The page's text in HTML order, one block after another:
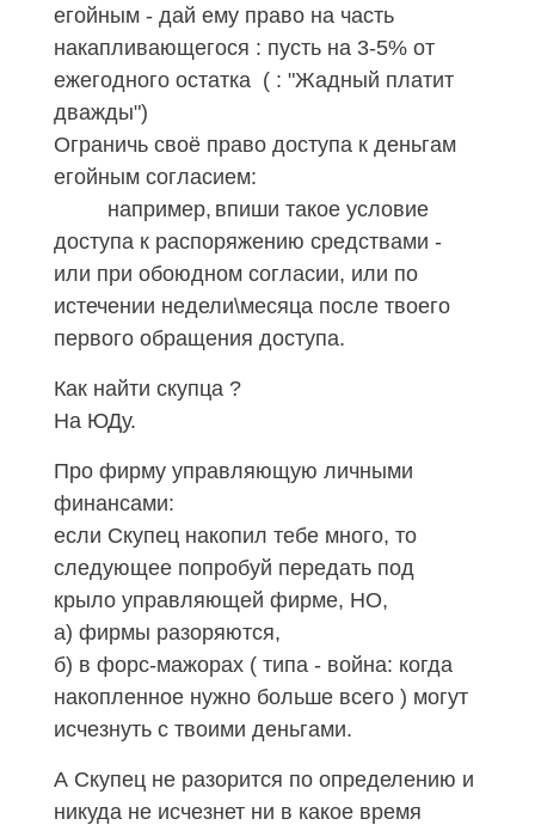
егойным - дай ему право на часть
накапливающегося : пусть на 3-5% от
ежегодного остатка ( : "Жадный платит
дважды")
Ограничь своё право доступа к деньгам
егойным согласием:
например, впиши такое условие
доступа к распоряжению средствами -
или при обоюдном согласии, или по
истечении недели\месяца после твоего
первого обращения доступа.
Как найти скупца ?
На ЮДу.
Про фирму управляющую личными
финансами:
если Скупец накопил тебе много, то
следующее попробуй передать под
крыло управляющей фирме, НО,
а) фирмы разоряются,
б) в форс-мажорах ( типа - война: когда
накопленное нужно больше всего ) могут
исчезнуть с твоими деньгами.
А Скупец не разорится по определению и
никуда не исчезнет ни в какое время